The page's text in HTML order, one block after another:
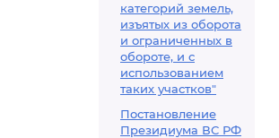
категорий земель,
изъятых из оборота
и ограниченных в
обороте, и с
использованием
таких участков"
Постановление
Президиума ВС РФ